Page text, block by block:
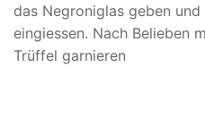
das Negroniglas geben
eingiessen. Nach Belieben
Trüffel garnieren